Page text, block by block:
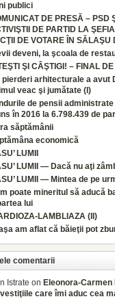
publici
DE PRESĂ – PSD
DE PARTID LA
DE VOTARE ÎN SĂLAŞU
deveni, la şcoala de
ŞI CÂŞTIGI! – FINAL
pierderi arhitecturale a avut
veac şi jumătate (I)
de pensii
în 2016 la 6.798.439 de
săptămânii
economică
LUMII
LUMII — Dacă nu aţi
LUMII — Mintea de pe
poate mineritul să aducă
lui
LAMBLIAZA (II)
am aflat că băieţii pot
comentarii
Istrate on Eleonora-Carmen
care îmi aduc cea